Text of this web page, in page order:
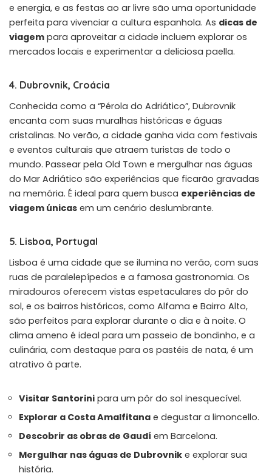
e energia, e as festas ao ar livre são uma oportunidade
perfeita para vivenciar a cultura espanhola. As dicas de
viagem para aproveitar a cidade incluem explorar os
mercados locais e experimentar a deliciosa paella.
4. Dubrovnik, Croácia
Conhecida como a “Pérola do Adriático”, Dubrovnik
encanta com suas muralhas históricas e águas
cristalinas. No verão, a cidade ganha vida com festivais
e eventos culturais que atraem turistas de todo o
mundo. Passear pela Old Town e mergulhar nas águas
do Mar Adriático são experiências que ficarão gravadas
na memória. É ideal para quem busca experiências de
viagem únicas em um cenário deslumbrante.
5. Lisboa, Portugal
Lisboa é uma cidade que se ilumina no verão, com suas
ruas de paralelepípedos e a famosa gastronomia. Os
miradouros oferecem vistas espetaculares do pôr do
sol, e os bairros históricos, como Alfama e Bairro Alto,
são perfeitos para explorar durante o dia e à noite. O
clima ameno é ideal para um passeio de bondinho, e a
culinária, com destaque para os pastéis de nata, é um
atrativo à parte.
Visitar Santorini para um pôr do sol inesquecível.
Explorar a Costa Amalfitana e degustar a limoncello.
Descobrir as obras de Gaudí em Barcelona.
Mergulhar nas águas de Dubrovnik e explorar sua
história.